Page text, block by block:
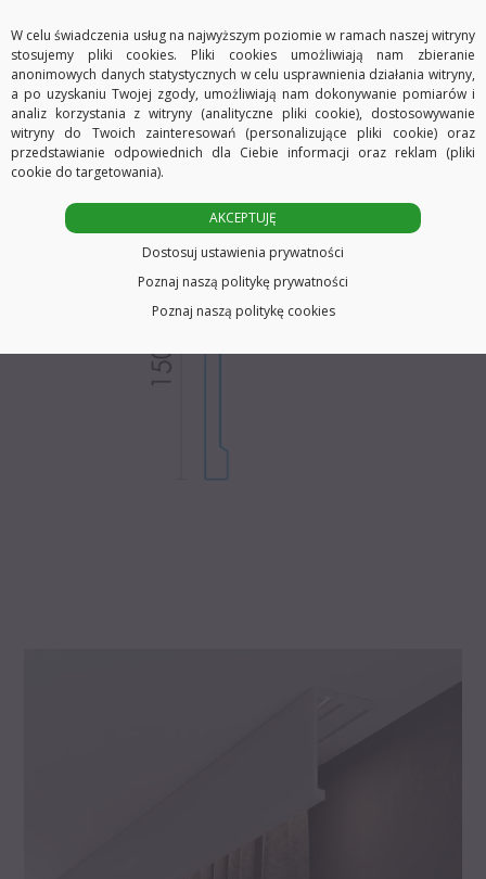
alergików i w pełni nietoksyczny.
WYMIARY
W celu świadczenia usług na najwyższym poziomie w ramach naszej witryny
stosujemy pliki cookies. Pliki cookies umożliwiają nam zbieranie
anonimowych danych statystycznych w celu usprawnienia działania witryny,
a po uzyskaniu Twojej zgody, umożliwiają nam dokonywanie pomiarów i
analiz korzystania z witryny (analityczne pliki cookie), dostosowywanie
witryny do Twoich zainteresowań (personalizujące pliki cookie) oraz
przedstawianie odpowiednich dla Ciebie informacji oraz reklam (pliki
cookie do targetowania).
AKCEPTUJĘ
Dostosuj ustawienia prywatności
Poznaj naszą politykę prywatności
Poznaj naszą politykę cookies